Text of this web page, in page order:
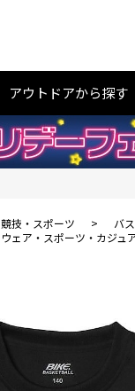
アウトドアから探す
競技・スポーツ > バ
ウェア・スポーツ・カジュ